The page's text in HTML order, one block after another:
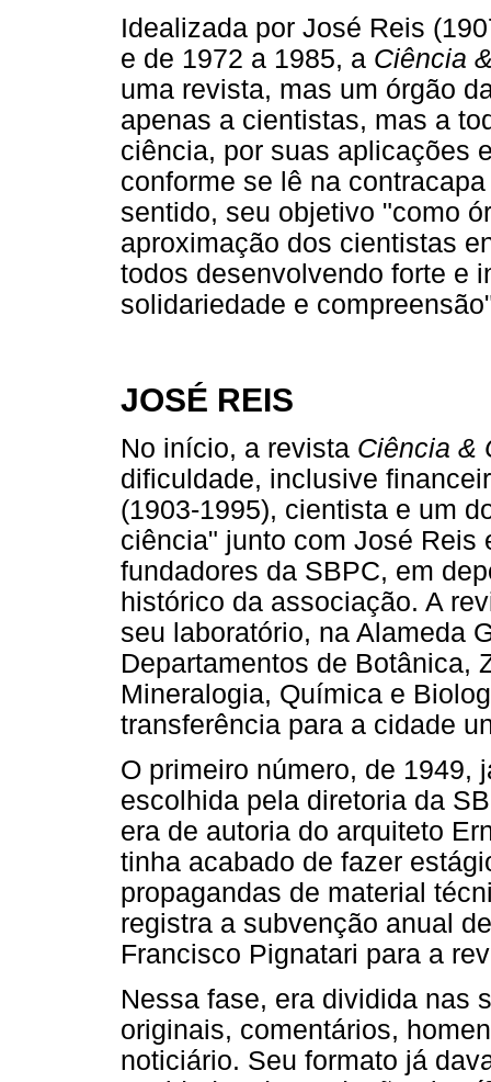
Idealizada por José Reis
e de 1972 a 1985, a Ciência
uma revista, mas um órgão
apenas a cientistas, mas a
ciência, por suas aplicações
conforme se lê na
sentido, seu objetivo "como
aproximação dos cientistas
todos desenvolvendo forte e
solidariedade e
JOSÉ REIS
No início, a revista Ciência &
dificuldade, inclusive
(1903-1995), cientista e um
ciência" junto com José Reis
fundadores da SBPC, em
histórico da associação. A
seu laboratório, na Alameda
Departamentos de Botânica,
Mineralogia, Química e
transferência para a cidade
O primeiro número, de 1949,
escolhida pela diretoria da
era de autoria do arquiteto
tinha acabado de fazer
propagandas de material
registra a subvenção anual
Francisco Pignatari para a
Nessa fase, era dividida nas
originais, comentários,
noticiário. Seu formato já